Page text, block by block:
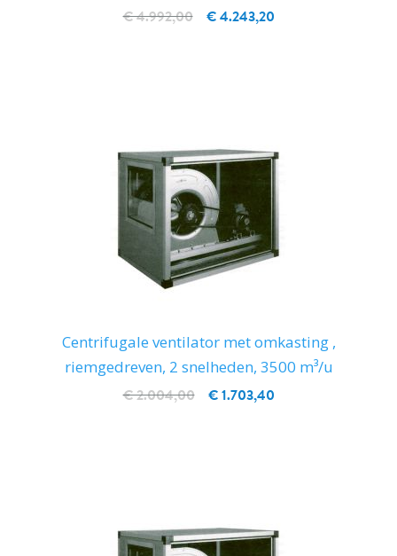
€ 4.243,20
€ 4.992,00
Centrifugale ventilator met omkasting ,
riemgedreven, 2 snelheden, 3500 m³/u
€ 1.703,40
€ 2.004,00